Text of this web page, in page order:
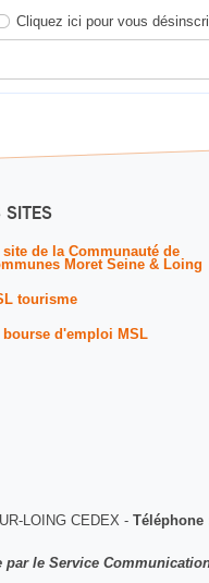
Cliquez ici pour vous
votre adresse courriel pour
SITES
site de la Communauté de
Moret Seine & Loing
tourisme
bourse d'emploi MSL
LOING CEDEX - Téléphone
le Service